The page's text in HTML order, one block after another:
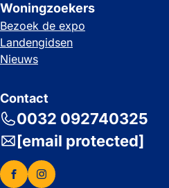
Woningzoekers
Bezoek de expo
Landengidsen
Nieuws
Contact
0032 092740325
[email protected]